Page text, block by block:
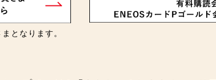
となります。